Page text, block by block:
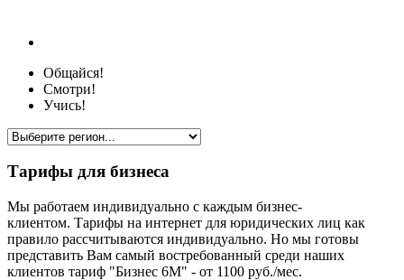
Общайся!
Смотри!
Учись!
Тарифы для бизнеса
Мы работаем индивидуально с каждым бизнес-
клиентом. Тарифы на интернет для юридических лиц как
правило рассчитываются индивидуально. Но мы готовы
представить Вам самый востребованный среди наших
клиентов тариф "Бизнес 6М" - от 1100 руб./мес.